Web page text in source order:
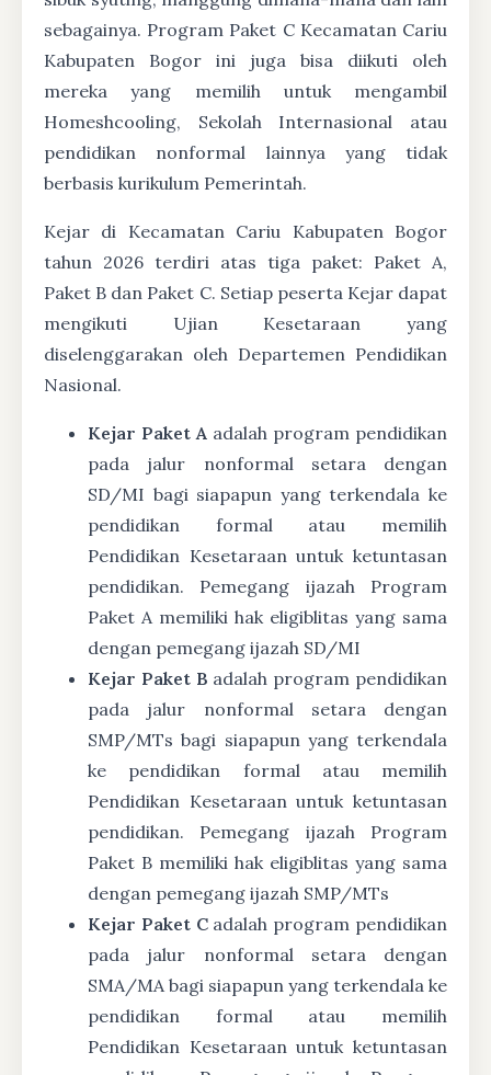
sebagainya. Program Paket C Kecamatan Cariu
Kabupaten Bogor ini juga bisa diikuti oleh
mereka yang memilih untuk mengambil
Homeshcooling, Sekolah Internasional atau
pendidikan nonformal lainnya yang tidak
berbasis kurikulum Pemerintah.
Kejar di Kecamatan Cariu Kabupaten Bogor
tahun 2026 terdiri atas tiga paket: Paket A,
Paket B dan Paket C. Setiap peserta Kejar dapat
mengikuti Ujian Kesetaraan yang
diselenggarakan oleh Departemen Pendidikan
Nasional.
Kejar Paket A adalah program pendidikan
pada jalur nonformal setara dengan
SD/MI bagi siapapun yang terkendala ke
pendidikan formal atau memilih
Pendidikan Kesetaraan untuk ketuntasan
pendidikan. Pemegang ijazah Program
Paket A memiliki hak eligiblitas yang sama
dengan pemegang ijazah SD/MI
Kejar Paket B adalah program pendidikan
pada jalur nonformal setara dengan
SMP/MTs bagi siapapun yang terkendala
ke pendidikan formal atau memilih
Pendidikan Kesetaraan untuk ketuntasan
pendidikan. Pemegang ijazah Program
Paket B memiliki hak eligiblitas yang sama
dengan pemegang ijazah SMP/MTs
Kejar Paket Cadalah program pendidikan
pada jalur nonformal setara dengan
SMA/MA bagi siapapun yang terkendala ke
pendidikan formal atau memilih
Pendidikan Kesetaraan untuk ketuntasan